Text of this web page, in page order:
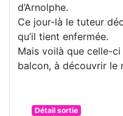
d’Arnolphe.
Ce jour-là le tuteur
qu’il tient enfermée.
Mais voilà que celle-
balcon, à découvrir le
Détail sortie